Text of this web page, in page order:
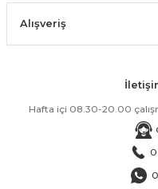
Alışveriş
Hafta içi 08.30-20.00
0